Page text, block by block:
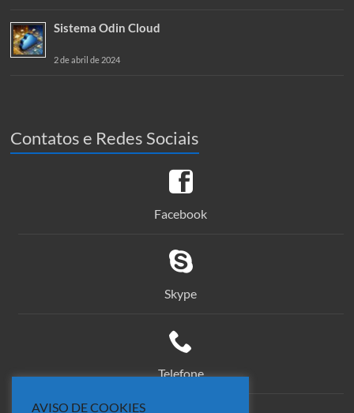
Sistema Odin Cloud
2 de abril de 2024
Contatos e Redes Sociais
Facebook
Skype
Telefone
AVISO DE COOKIES